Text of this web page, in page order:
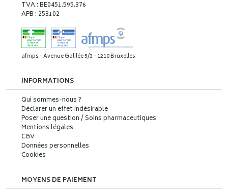
TVA : BE0451.595.376
APB : 253102
afmps - Avenue Galilée 5/3 - 1210 Bruxelles
INFORMATIONS
Qui sommes-nous ?
Déclarer un effet indésirable
Poser une question / Soins pharmaceutiques
Mentions légales
CGV
Données personnelles
Cookies
MOYENS DE PAIEMENT